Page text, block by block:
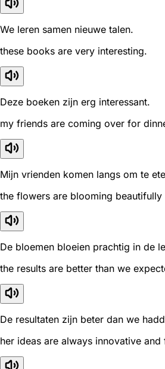
We leren samen nieuwe talen.
these books are very interesting.
Deze boeken zijn erg interessant.
my friends are coming over for
Mijn vrienden komen langs om te
the flowers are blooming beautifully
De bloemen bloeien prachtig in de
the results are better than we
De resultaten zijn beter dan we
her ideas are always innovative and